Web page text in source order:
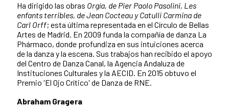
Ha dirigido las obras Orgía, de Pier Paolo Pasolini, Les
enfants terribles, de Jean Cocteau y Catulli Carmina de
Carl Orff; esta última representada en el Círculo de Bellas
Artes de Madrid. En 2009 funda la compañía de danza La
Phármaco, donde profundiza en sus intuiciones acerca
de la danza y la escena. Sus trabajos han recibido el apoyo
del Centro de Danza Canal, la Agencia Andaluza de
Instituciones Culturales y la AECID. En 2015 obtuvo el
Premio 'El Ojo Crítico' de Danza de RNE.
Abraham Gragera